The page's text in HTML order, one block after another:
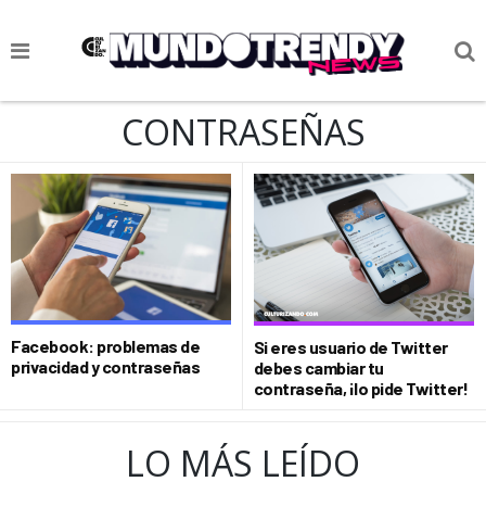
NOTICIAS
CIENCIA Y TECNOLOGÍA
VIDA
SOCIEDAD
CULTURIZANDO.COM
CONTRASEÑAS
Facebook: problemas de
privacidad y contraseñas
Si eres usuario de Twitter
debes cambiar tu
contraseña, ¡lo pide Twitter!
LO MÁS LEÍDO